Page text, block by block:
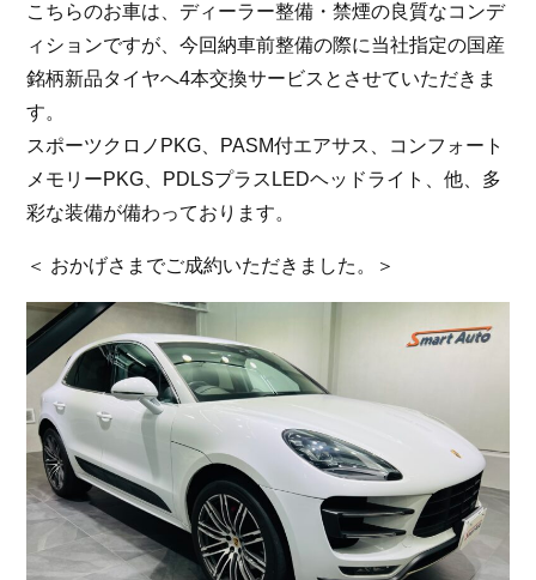
こちらのお車は、ディーラー整備・禁煙の良質なコンデ
ィションですが、今回納車前整備の際に当社指定の国産
銘柄新品タイヤへ4本交換サービスとさせていただきま
す。
スポーツクロノPKG、PASM付エアサス、コンフォート
メモリーPKG、PDLSプラスLEDヘッドライト、他、多
彩な装備が備わっております。
＜ おかげさまでご成約いただきました。＞
採用情報
お問い合わせ
スマートオート（株式会社スマート・カーサービス
輸入車買取販売事業）
〒136-0074 東京都江東区東砂7-10-14
TEL : 03-6666-2544
MAIL :info@smart-auto.co.jp
コーポレートサイト
LINEでのお問い合わせ
〒136-0074 東京都江東区東砂7-10-14
TEL : 03-6666-2544
MAIL :info@smart-auto.co.jp
コーポレートサイト
プロテクションフィルム専門店
株式会社スマート・カーサービス